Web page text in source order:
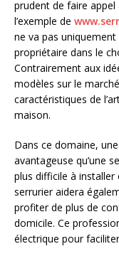
prudent de faire appel
l’exemple de
ne va pas
propriétaire dans le
Contrairement aux
modèles sur le
caractéristiques de
maison.
Dans ce domaine,
avantageuse qu’une
plus difficile à
serrurier aidera
profiter de plus de
domicile. Ce
électrique pour